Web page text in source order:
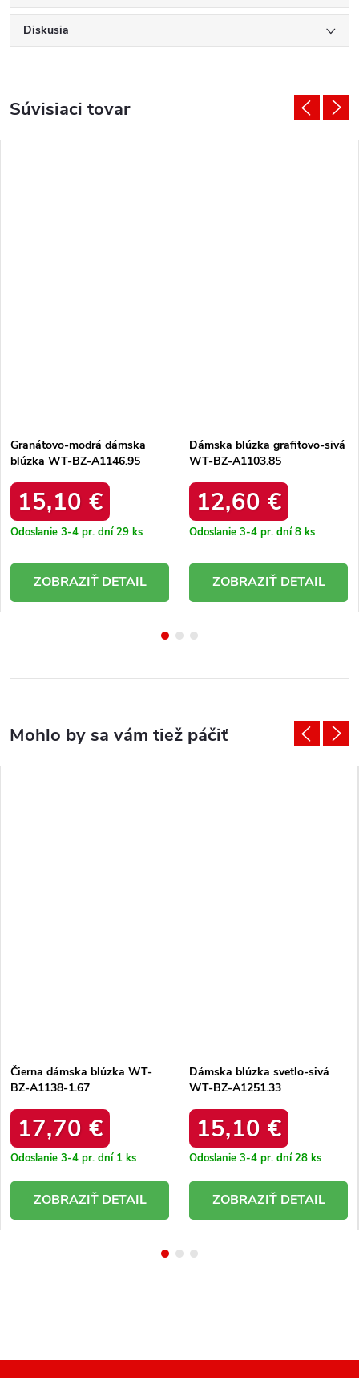
Diskusia
Súvisiaci tovar
Granátovo-modrá dámska
blúzka WT-BZ-A1146.95
15,10 €
Odoslanie 3-4 pr. dní29 ks
DETAIL
Dámska blúzka grafitovo-sivá
WT-BZ-A1103.85
12,60 €
Odoslanie 3-4 pr. dní8 ks
DETAIL
Čierna dámska blúzka WT-
BZ-A1138-1.67
17,70 €
Odoslanie 3-4 pr. dní 1 ks
DETAIL
Dámska blúzka svetlo-sivá
WT-BZ-A1251.33
15,10 €
Odoslanie 3-4 pr. dní28 ks
DETAIL